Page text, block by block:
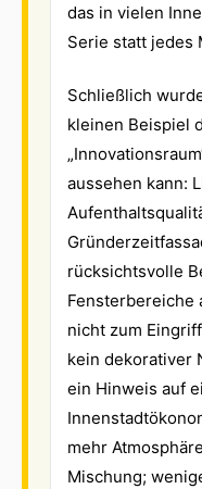
das in vielen
Serie statt jedes
Schließlich
kleinen Beispiel
aussehen kann:
rücksichtsvolle
Fensterbereiche
nicht zum
kein dekorativer
ein Hinweis auf
mehr
Mischung;